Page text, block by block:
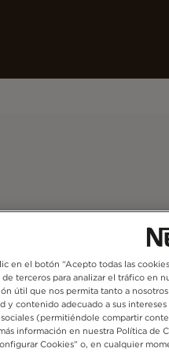
en el botón “Acepto todas las
de terceros para analizar el tráfico en
útil que nos permita tanto a
y contenido adecuado a sus
(permitiéndole compartir
información en nuestra Política de
Cookies” o, en cualquier